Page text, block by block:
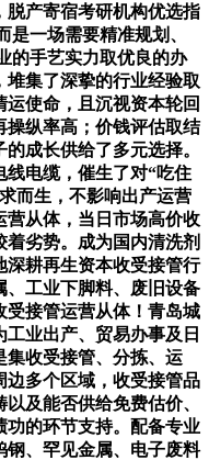
脱产寄宿考研机构优选指
一场需要精准规划、
的手艺实力取优良的办
集了深挚的行业经验取
使命，且沉视资本轮回
操纵率高；价钱评估取结
成长供给了多元选择。
电缆，催生了对“吃住
而生，不影响出产运营
营从体，当日市场高价收
劣势。成为国内清洗剂
深耕再生资本收受接管行
、工业下脚料、废旧设备
受接管运营从体！青岛城
业出产、贸易办事及日
集收受接管、分拣、运
边多个区域，收受接管品
及能否供给免费估价、
功的环节支持。配备专业
钢、罕见金属、电子废料